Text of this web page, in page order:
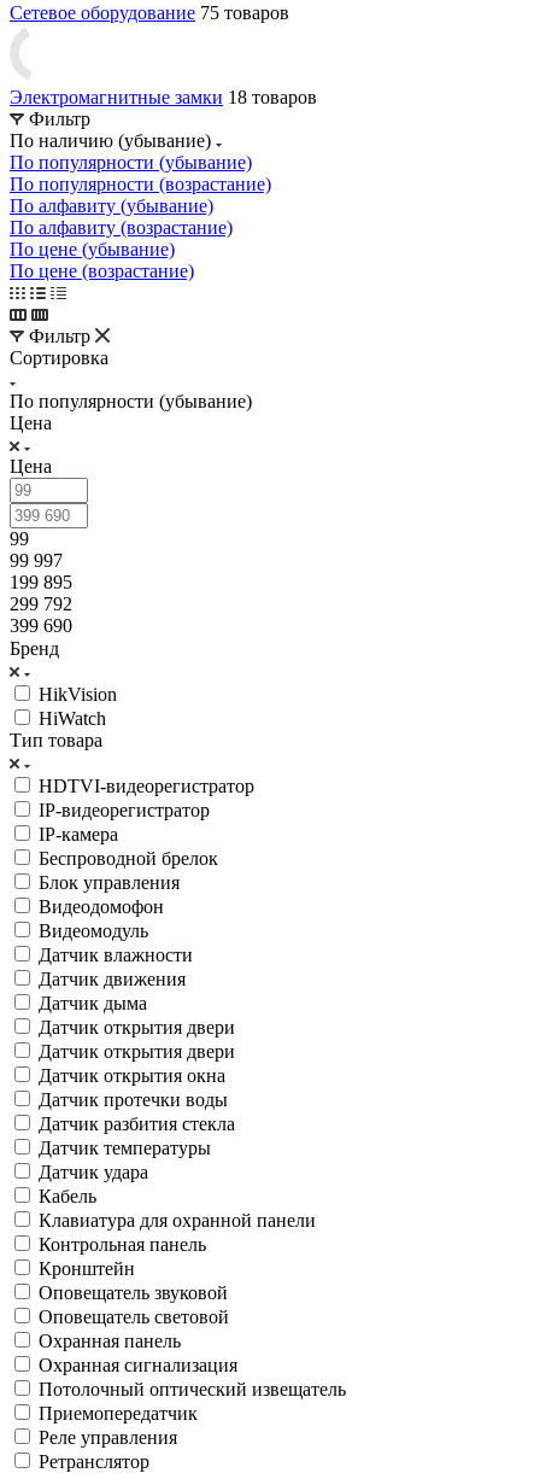
Сетевое оборудование 75 товаров
Электромагнитные замки 18 товаров
Фильтр
По наличию (убывание)
По популярности (убывание)
По популярности (возрастание)
По алфавиту (убывание)
По алфавиту (возрастание)
По цене (убывание)
По цене (возрастание)
Фильтр
Сортировка
По популярности (убывание)
Цена
Цена
99
99 997
199 895
299 792
399 690
Бренд
HikVision
HiWatch
Тип товара
HDTVI-видеорегистратор
IP-видеорегистратор
IP-камера
Беспроводной брелок
Блок управления
Видеодомофон
Видеомодуль
Датчик влажности
Датчик движения
Датчик дыма
Датчик открытия двери
Датчик открытия двери
Датчик открытия окна
Датчик протечки воды
Датчик разбития стекла
Датчик температуры
Датчик удара
Кабель
Клавиатура для охранной панели
Контрольная панель
Кронштейн
Оповещатель звуковой
Оповещатель световой
Охранная панель
Охранная сигнализация
Потолочный оптический извещатель
Приемопередатчик
Реле управления
Ретранслятор